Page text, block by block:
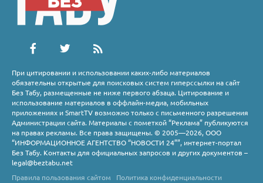
При цитировании и использовании каких-либо материалов
обязательны открытые для поисковых систем гиперссылки на сайт
Без Табу, размещенные не ниже первого абзаца. Цитирование и
использование материалов в оффлайн-медиа, мобильных
приложениях и SmartTV возможно только с письменного разрешения
Администрации сайта. Материалы с пометкой “Реклама” публикуются
на правах рекламы. Все права защищены. © 2005—2026, ООО
“ИНФОРМАЦИОННОЕ АГЕНТСТВО “НОВОСТИ 24””, интернет-портал
Без Табу. Контакты для официальных запросов и других документов –
legal@beztabu.net
Правила пользования сайтом
Политика конфиденциальности